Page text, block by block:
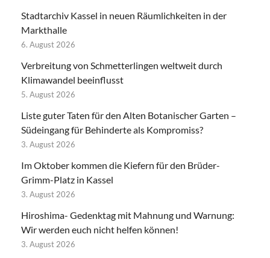
Stadtarchiv Kassel in neuen Räumlichkeiten in der
Markthalle
6. August 2026
Verbreitung von Schmetterlingen weltweit durch
Klimawandel beeinflusst
5. August 2026
Liste guter Taten für den Alten Botanischer Garten –
Südeingang für Behinderte als Kompromiss?
3. August 2026
Im Oktober kommen die Kiefern für den Brüder-
Grimm-Platz in Kassel
3. August 2026
Hiroshima- Gedenktag mit Mahnung und Warnung:
Wir werden euch nicht helfen können!
3. August 2026